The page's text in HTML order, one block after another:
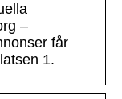
–
får
1.